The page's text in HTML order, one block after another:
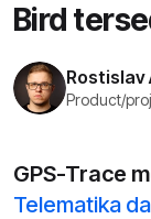
Bird
Rostislav
Product/
GPS-Trace
Telematika